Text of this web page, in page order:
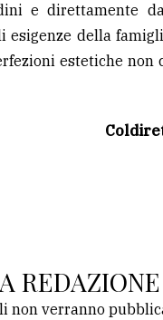
e direttamente
della
estetiche non
REDAZIONE
non verranno